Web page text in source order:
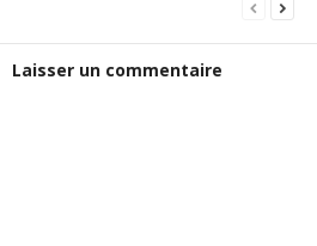
Laisser un commentaire